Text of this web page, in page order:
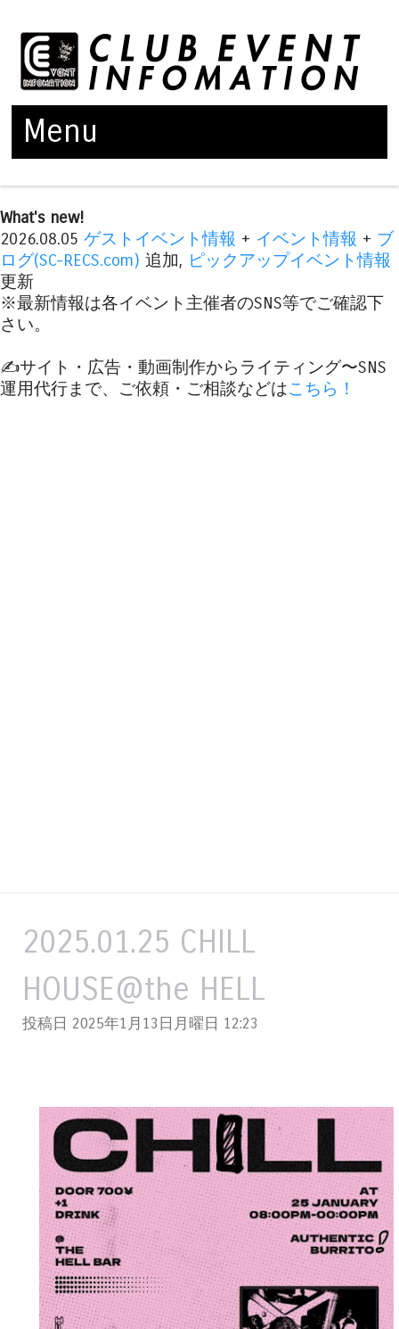
Menu
What's new!
2026.08.05 ゲストイベント情報 + イベント情報 + ブ
ログ(SC-RECS.com) 追加, ピックアップイベント情報
更新
※最新情報は各イベント主催者のSNS等でご確認下
さい。
✍️サイト・広告・動画制作からライティング〜SNS
運用代行まで、ご依頼・ご相談などはこちら！
2025.01.25 CHILL
HOUSE@the HELL
投稿日 2025年1月13日月曜日 12:23